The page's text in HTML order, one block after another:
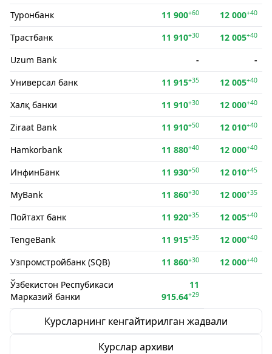
Туронбанк 11 900+60 12 000+40
Трастбанк 11 910+30 12 005+40
Uzum Bank -
-
Универсал банк
11 915+35 12 005+40
Халқ банки 11 910+30 12 000+40
Ziraat Bank 11 910+50 12 010+40
Hamkorbank 11 880+40 12 000+40
ИнфинБанк 11 930+50 12 010+45
MyBank 11 860+30 12 000+35
Пойтахт банк 11 920+35 12 005+40
TengeBank 11 915+35 12 000+40
Узпромстройбанк (SQB) 11 860+30 12 000+40
Ўзбекистон Респубикаси
Марказий банки
11
915.64+29
Курсларнинг кенгайтирилган жадвали
Курслар архиви